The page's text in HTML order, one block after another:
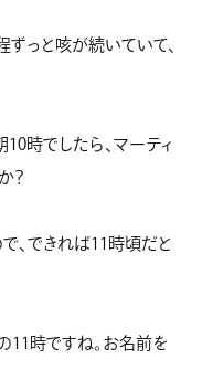
ずっと咳が続いていて、
時でしたら、マーティ
？
、できれば11時頃だと
11時ですね。お名前を